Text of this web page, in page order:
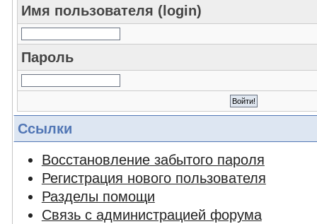
Имя пользователя (login)
Пароль
Ссылки
Восстановление забытого пароля
Регистрация нового пользователя
Разделы помощи
Связь с администрацией форума